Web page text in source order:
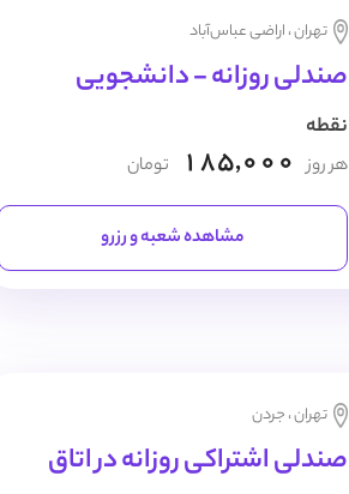
تهران ، اراضی عباس‌آباد
صندلی روزانه - دانشجویی
نقطه
هر روز 185,000 تومان
مشاهده شعبه و رزرو
تهران ، جردن
صندلی اشتراکی روزانه در اتاق